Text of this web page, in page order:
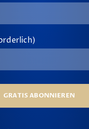
GRATIS ABONNIEREN